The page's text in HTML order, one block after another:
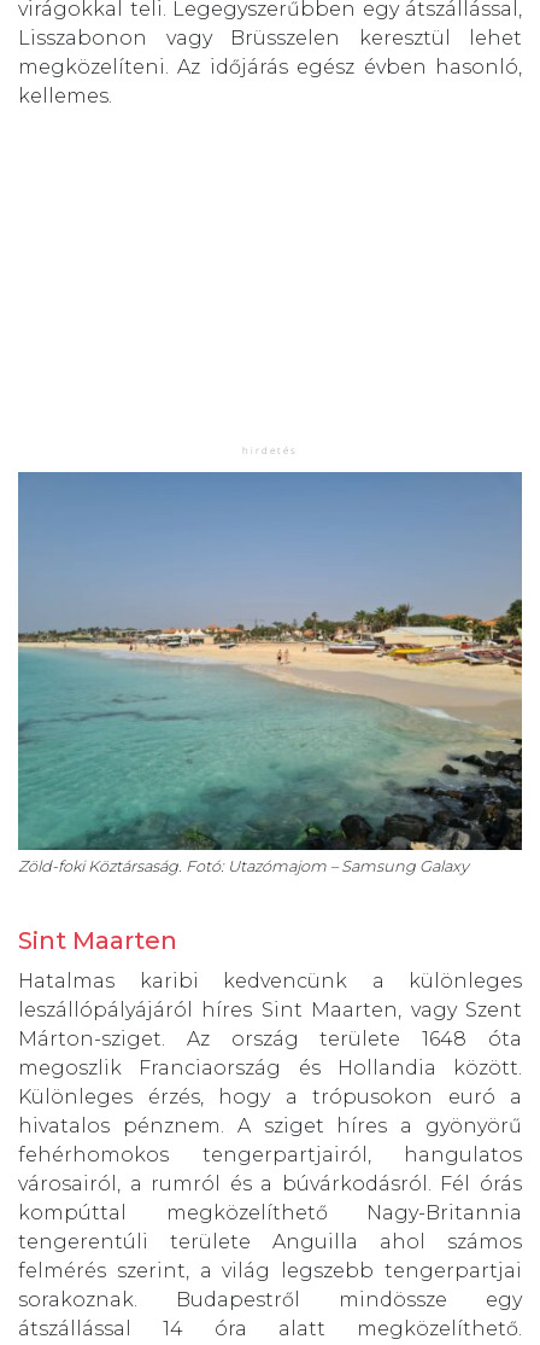
virágokkal teli. Legegyszerűbben egy átszállással,
Lisszabonon vagy Brüsszelen keresztül lehet
megközelíteni. Az időjárás egész évben hasonló,
kellemes.
Zöld-foki Köztársaság. Fotó: Utazómajom – Samsung Galaxy
Sint Maarten
Hatalmas karibi kedvencünk a különleges
leszállópályájáról híres Sint Maarten, vagy Szent
Márton-sziget. Az ország területe 1648 óta
megoszlik Franciaország és Hollandia között.
Különleges érzés, hogy a trópusokon euró a
hivatalos pénznem. A sziget híres a gyönyörű
fehérhomokos tengerpartjairól, hangulatos
városairól, a rumról és a búvárkodásról. Fél órás
kompúttal megközelíthető Nagy-Britannia
tengerentúli területe Anguilla ahol számos
felmérés szerint, a világ legszebb tengerpartjai
sorakoznak. Budapestről mindössze egy
átszállással 14 óra alatt megközelíthető.